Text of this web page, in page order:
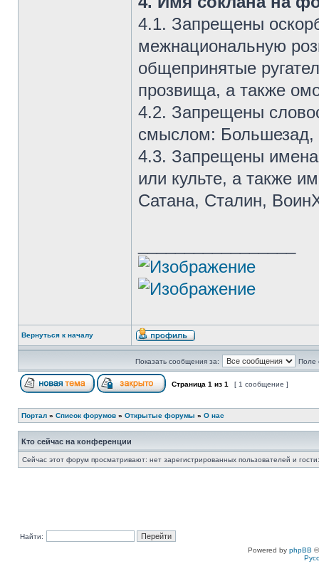
4.1. Запрещены
межнациональную
общепринятые
прозвища, а также
4.2. Запрещены
смыслом: Большезад,
4.3. Запрещены имена
или культе, а также
Сатана, Сталин,
Вернуться к началу
Показать сообщения за: Поле
Страница 1 из 1 [ 1 сообщение ]
Портал » Список форумов » Открытые форумы » О нас
Кто сейчас на конференции
Сейчас этот форум просматривают: нет зарегистрированных пользователей и
Найти:
Powered by phpBB